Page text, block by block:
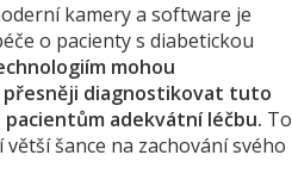
kamery a software je
o pacienty s diabetickou
mohou
diagnostikovat tuto
adekvátní léčbu. To
šance na zachování